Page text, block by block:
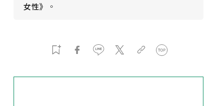
女性》
。